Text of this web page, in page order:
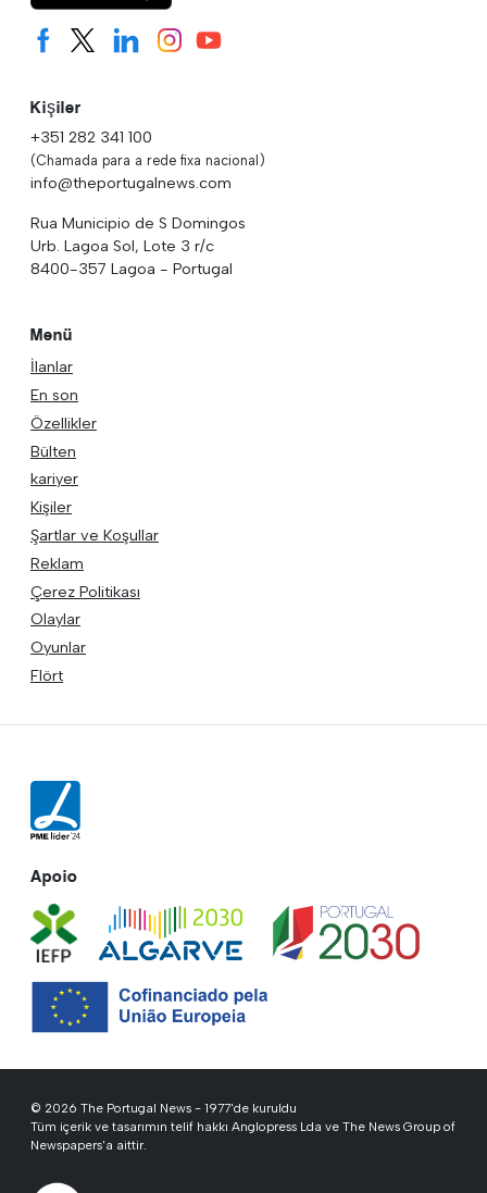
Kişiler
+351 282 341 100
(Chamada para a rede fixa nacional)
info@theportugalnews.com
Rua Municipio de S Domingos
Urb. Lagoa Sol, Lote 3 r/c
8400-357 Lagoa - Portugal
Menü
İlanlar
En son
Özellikler
Bülten
kariyer
Kişiler
Şartlar ve Koşullar
Reklam
Çerez Politikası
Olaylar
Oyunlar
Flört
Apoio
© 2026 The Portugal News - 1977'de kuruldu
Tüm içerik ve tasarımın telif hakkı Anglopress Lda ve The News Group of
Newspapers'a aittir.